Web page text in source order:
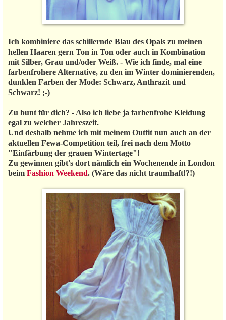
Ich kombiniere das schillernde Blau des Opals zu meinen
hellen Haaren gern Ton in Ton oder auch in Kombination
mit Silber, Grau und/oder Weiß. - Wie ich finde, mal eine
farbenfrohere Alternative, zu den im Winter dominierenden,
dunklen Farben der Mode: Schwarz, Anthrazit und
Schwarz! ;-)
Zu bunt für dich? - Also ich liebe ja farbenfrohe Kleidung
egal zu welcher Jahreszeit.
Und deshalb nehme ich mit meinem Outfit nun auch an der
aktuellen Fewa-Competition teil, frei nach dem Motto
"Einfärbung der grauen Wintertage"!
Zu gewinnen gibt's dort nämlich ein Wochenende in London
beim Fashion Weekend. (Wäre das nicht traumhaft!?!)